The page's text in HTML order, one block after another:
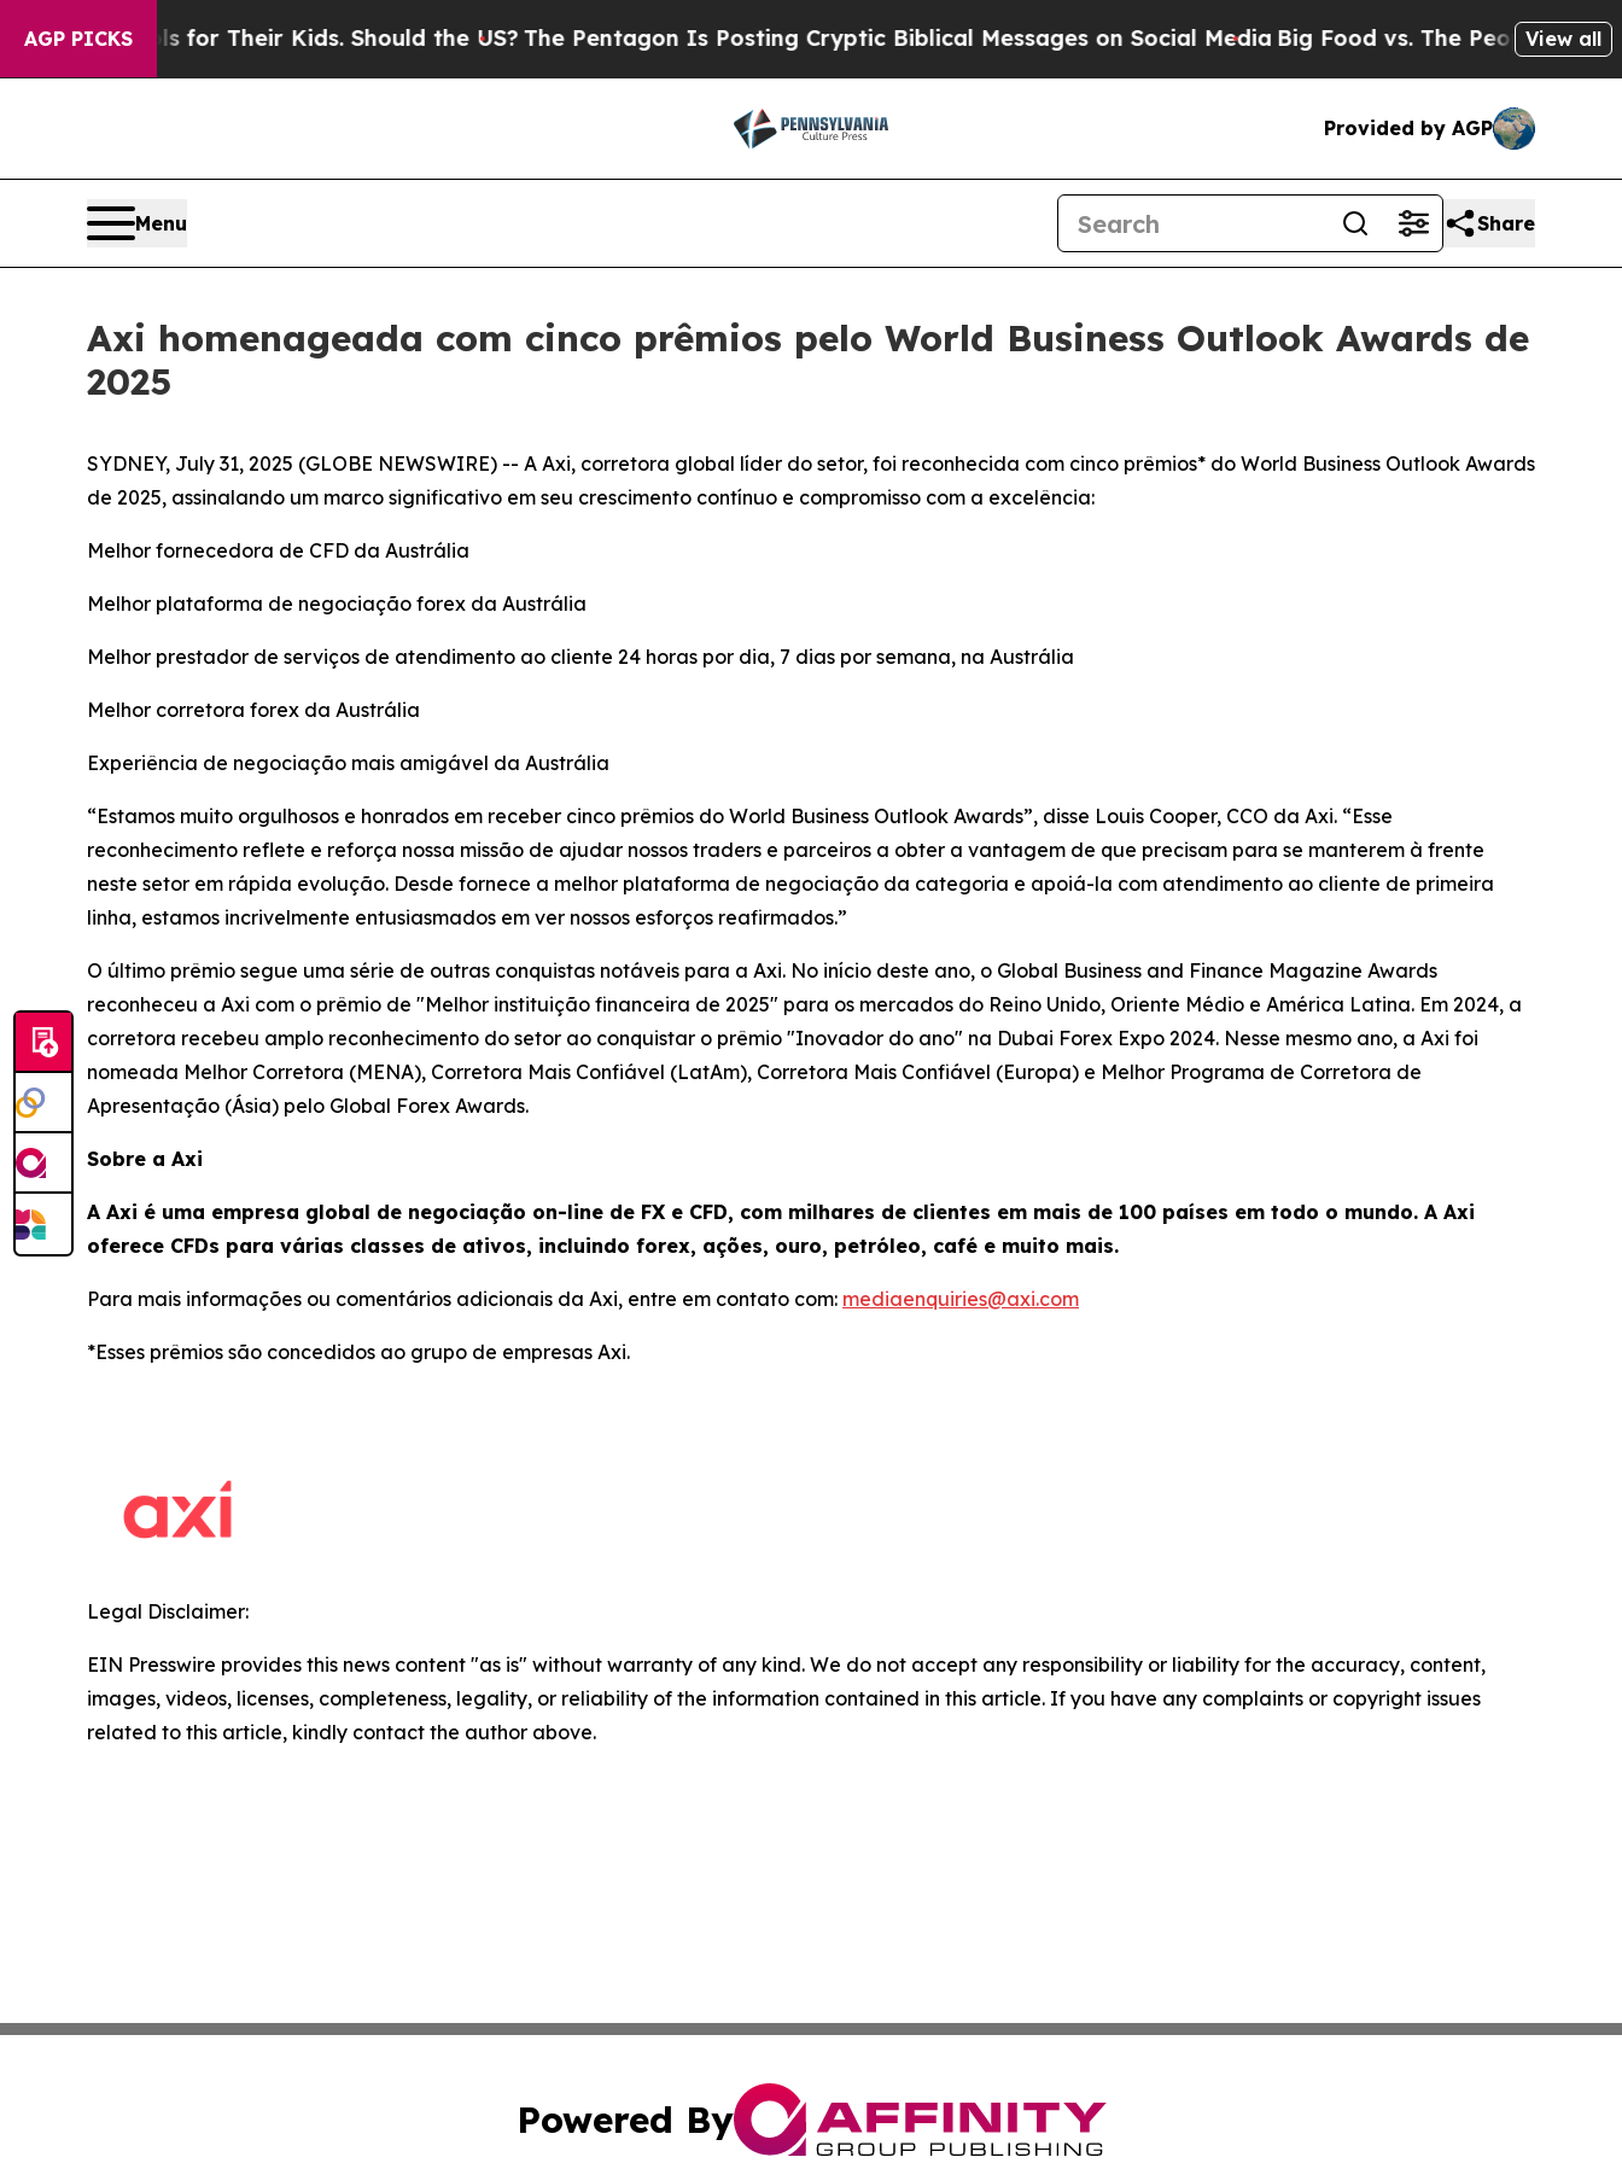
AGP PICKS
Controls for Their Kids. Should the US?The Pentagon Is Posting Cryptic Biblical Messages on Social MediaBig Food vs. The People. BigView all
Provided by AGP
Menu Share
Axi homenageada com cinco prêmios pelo World Business Outlook Awards de
2025
SYDNEY, July 31, 2025 (GLOBE NEWSWIRE) -- A Axi, corretora global líder do setor, foi reconhecida com cinco prêmios* do World Business Outlook Awards
de 2025, assinalando um marco significativo em seu crescimento contínuo e compromisso com a excelência:
Melhor fornecedora de CFD da Austrália
Melhor plataforma de negociação forex da Austrália
Melhor prestador de serviços de atendimento ao cliente 24 horas por dia, 7 dias por semana, na Austrália
Melhor corretora forex da Austrália
Experiência de negociação mais amigável da Austrália
“Estamos muito orgulhosos e honrados em receber cinco prêmios do World Business Outlook Awards”, disse Louis Cooper, CCO da Axi. “Esse
reconhecimento reflete e reforça nossa missão de ajudar nossos traders e parceiros a obter a vantagem de que precisam para se manterem à frente
neste setor em rápida evolução. Desde fornece a melhor plataforma de negociação da categoria e apoiá-la com atendimento ao cliente de primeira
linha, estamos incrivelmente entusiasmados em ver nossos esforços reafirmados.”
O último prêmio segue uma série de outras conquistas notáveis para a Axi. No início deste ano, o Global Business and Finance Magazine Awards
reconheceu a Axi com o prêmio de "Melhor instituição financeira de 2025" para os mercados do Reino Unido, Oriente Médio e América Latina. Em 2024, a
corretora recebeu amplo reconhecimento do setor ao conquistar o prêmio "Inovador do ano" na Dubai Forex Expo 2024. Nesse mesmo ano, a Axi foi
nomeada Melhor Corretora (MENA), Corretora Mais Confiável (LatAm), Corretora Mais Confiável (Europa) e Melhor Programa de Corretora de
Apresentação (Ásia) pelo Global Forex Awards.
Sobre a Axi
A Axi é uma empresa global de negociação on-line de FX e CFD, com milhares de clientes em mais de 100 países em todo o mundo. A Axi
oferece CFDs para várias classes de ativos, incluindo forex, ações, ouro, petróleo, café e muito mais.
Para mais informações ou comentários adicionais da Axi, entre em contato com: mediaenquiries@axi.com
*Esses prêmios são concedidos ao grupo de empresas Axi.
Legal Disclaimer:
EIN Presswire provides this news content "as is" without warranty of any kind. We do not accept any responsibility or liability for the accuracy, content,
images, videos, licenses, completeness, legality, or reliability of the information contained in this article. If you have any complaints or copyright issues
related to this article, kindly contact the author above.
Powered By